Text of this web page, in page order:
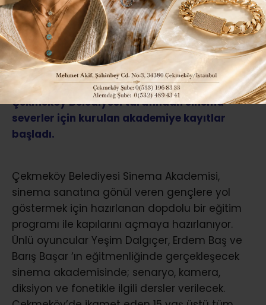
Giriş: 17-02-2021 01:12 696 Güncel Röportajlar
ABONE OL
Çekmeköy Belediyesi tarafından sinema
severler için kurulan akademiye kayıtlar
başladı.
Çekmeköy Belediyesi Sinema Akademisi,
sinema sanatına gönül veren gençlere yol
göstermek için hazırlanan dopdolu bir eğitim
programı ile kapılarını açmaya hazırlanıyor.
Ünlü oyuncular Yeşim Dalgıçer, Erdem Baş ve
Barış Başar ‘ın eğitmenliğinde gerçekleşecek
sinema akademisinde; senaryo, kamera,
diksiyon ve fonetikle ilgili dersler verilecek.